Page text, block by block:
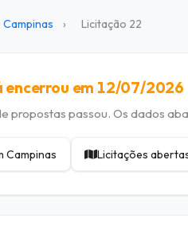
100% gratuito — sem
Campinas › Licitação 22
encerrou em 12/07/2026
propostas passou. Os dados
Campinas Licitações